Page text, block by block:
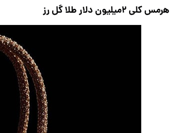
هرمس کلی ۲میلیون دلار طلا گل رز